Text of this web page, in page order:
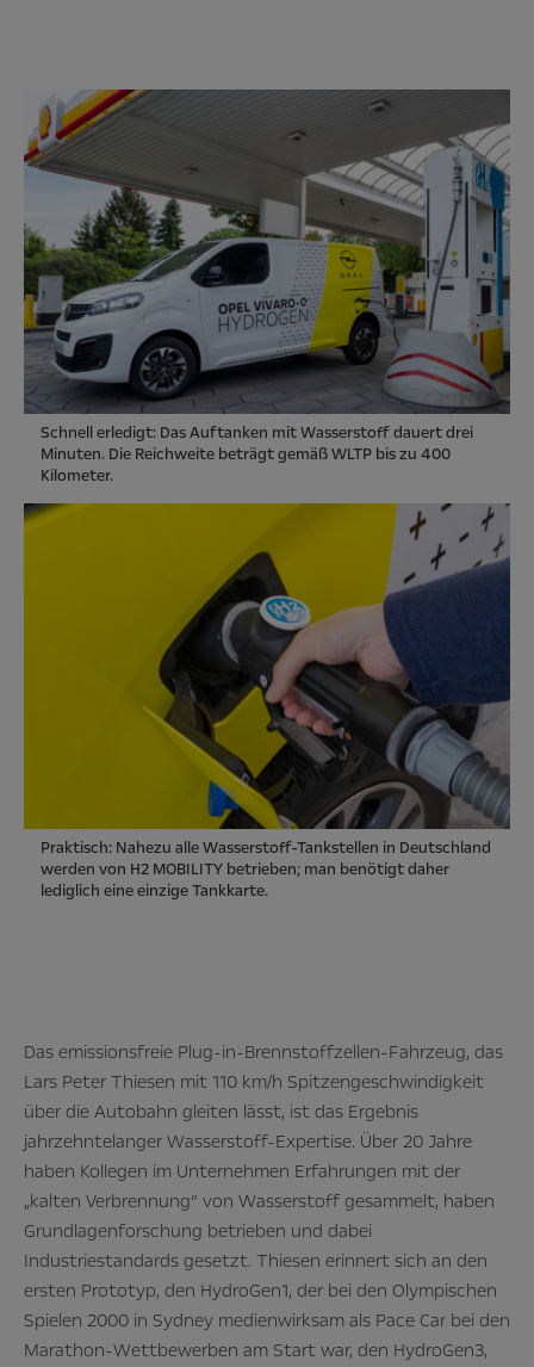
Schnell erledigt: Das Auftanken mit Wasserstoff dauert drei
Minuten. Die Reichweite beträgt gemäß WLTP bis zu 400
Kilometer.
Praktisch: Nahezu alle Wasserstoff-Tankstellen in Deutschland
werden von H2 MOBILITY betrieben; man benötigt daher
lediglich eine einzige Tankkarte.
Das emissionsfreie Plug-in-Brennstoffzellen-Fahrzeug, das
Lars Peter Thiesen mit 110 km/h Spitzengeschwindigkeit
über die Autobahn gleiten lässt, ist das Ergebnis
jahrzehntelanger Wasserstoff-Expertise. Über 20 Jahre
haben Kollegen im Unternehmen Erfahrungen mit der
„kalten Verbrennung“ von Wasserstoff gesammelt, haben
Grundlagenforschung betrieben und dabei
Industriestandards gesetzt. Thiesen erinnert sich an den
ersten Prototyp, den HydroGen1, der bei den Olympischen
Spielen 2000 in Sydney medienwirksam als Pace Car bei den
Marathon-Wettbewerben am Start war, den HydroGen3,